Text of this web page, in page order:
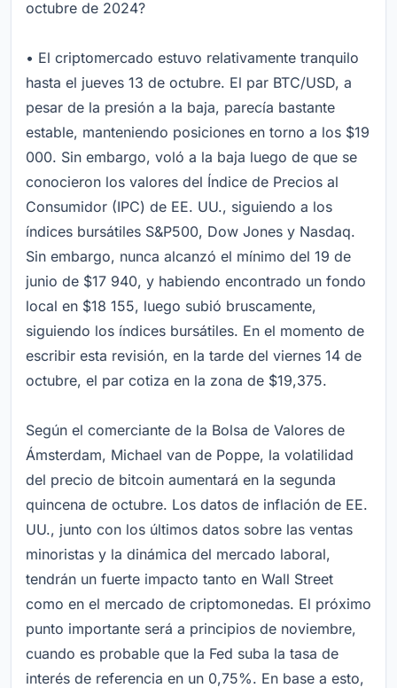
octubre de 2024?
• El criptomercado estuvo relativamente tranquilo
hasta el jueves 13 de octubre. El par BTC/USD, a
pesar de la presión a la baja, parecía bastante
estable, manteniendo posiciones en torno a los $19
000. Sin embargo, voló a la baja luego de que se
conocieron los valores del Índice de Precios al
Consumidor (IPC) de EE. UU., siguiendo a los
índices bursátiles S&P500, Dow Jones y Nasdaq.
Sin embargo, nunca alcanzó el mínimo del 19 de
junio de $17 940, y habiendo encontrado un fondo
local en $18 155, luego subió bruscamente,
siguiendo los índices bursátiles. En el momento de
escribir esta revisión, en la tarde del viernes 14 de
octubre, el par cotiza en la zona de $19,375.
Según el comerciante de la Bolsa de Valores de
Ámsterdam, Michael van de Poppe, la volatilidad
del precio de bitcoin aumentará en la segunda
quincena de octubre. Los datos de inflación de EE.
UU., junto con los últimos datos sobre las ventas
minoristas y la dinámica del mercado laboral,
tendrán un fuerte impacto tanto en Wall Street
como en el mercado de criptomonedas. El próximo
punto importante será a principios de noviembre,
cuando es probable que la Fed suba la tasa de
interés de referencia en un 0,75%. En base a esto,